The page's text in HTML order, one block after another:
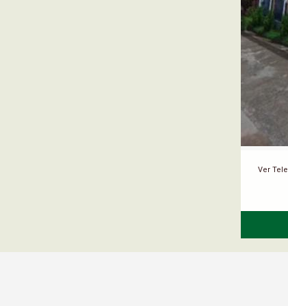
Ver